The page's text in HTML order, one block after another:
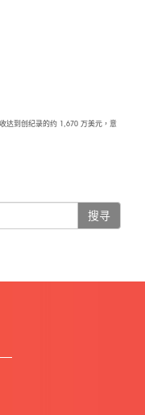
达到创纪录的约 1,670 万美元，意
搜寻